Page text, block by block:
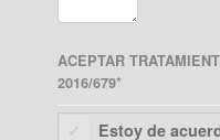
ACEPTAR
2016/679*
Estoy de